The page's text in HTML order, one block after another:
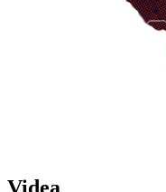
Videa